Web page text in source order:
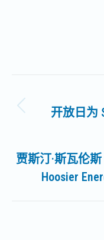
章
航
开放日为
贾斯汀·斯瓦伦
Hoosier